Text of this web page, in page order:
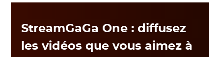
StreamGaGa One : diffusez
les vidéos que vous aimez à